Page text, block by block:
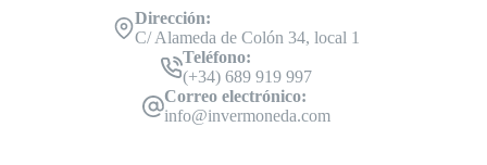
Dirección:
C/ Alameda de Colón 34, local 1
Teléfono:
(+34) 689 919 997
Correo electrónico:
info@invermoneda.com